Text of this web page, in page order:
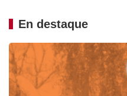
En destaque